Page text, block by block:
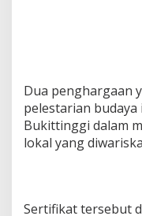
Dua penghargaan
pelestarian
Bukittinggi dalam
lokal yang
Sertifikat tersebut